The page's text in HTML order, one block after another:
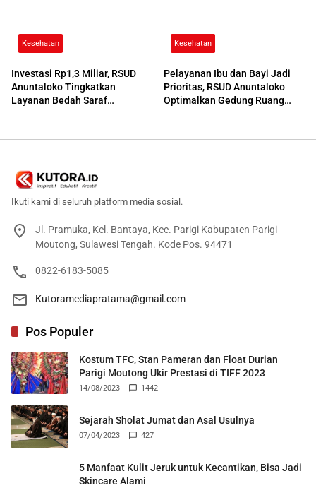
Kesehatan
Investasi Rp1,3 Miliar, RSUD
Anuntaloko Tingkatkan
Layanan Bedah Saraf
Kesehatan
Pelayanan Ibu dan Bayi Jadi
Prioritas, RSUD Anuntaloko
Optimalkan Gedung Ruang
Ikuti kami di seluruh platform media sosial.
Jl. Pramuka, Kel. Bantaya, Kec. Parigi Kabupaten Parigi
Moutong, Sulawesi Tengah. Kode Pos. 94471
0822-6183-5085
Kutoramediapratama@gmail.com
Pos Populer
Kostum TFC, Stan Pameran dan Float Durian
Parigi Moutong Ukir Prestasi di TIFF 2023
14/08/2023 1442
Sejarah Sholat Jumat dan Asal Usulnya
07/04/2023 427
5 Manfaat Kulit Jeruk untuk Kecantikan, Bisa Jadi
Skincare Alami